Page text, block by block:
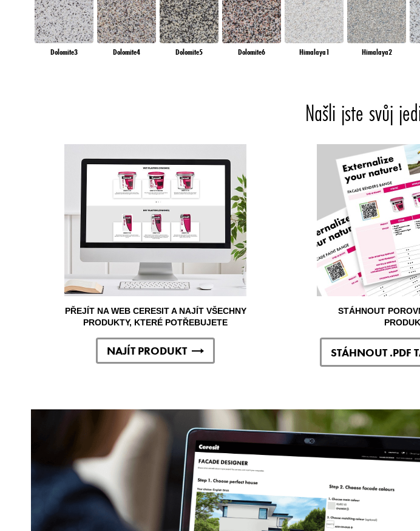
Dolomite3 Dolomite4 Dolomite5 Dolomite6 Himalaya1 Himalaya2
Našli jste svůj
PŘEJÍT NA WEB CERESIT A NAJÍT VŠECHNY
PRODUKTY, KTERÉ POTŘEBUJETE
NAJÍT PRODUKT
STÁHNOUT
STÁHNOUT .PDF